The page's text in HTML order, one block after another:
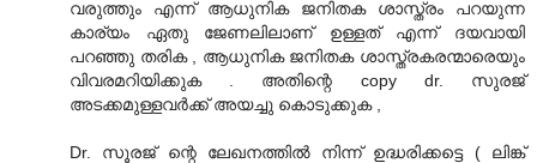
വരുത്തും എന്ന് ആധുനിക ജനിതക ശാസ്ത്രം പറയുന്ന
കാര്യം ഏതു ജേണലിലാണ് ഉള്ളത്‌ എന്ന് ദയവായി
പറഞ്ഞു തരിക , ആധുനിക ജനിതക ശാസ്ത്രകരന്മാരെയും
വിവരമറിയിക്കുക . അതിന്റെ copy dr. സുരജ്
അടക്കമുള്ളവര്‍ക്ക് അയച്ചു കൊടുക്കുക ,
Dr. സൂരജ് ന്റെ ലേഖനത്തില്‍ നിന്ന് ഉദ്ധരിക്കട്ടെ ( ലിങ്ക്